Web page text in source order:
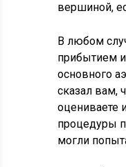
вершиной,
В любом
прибытием
основного
сказал вам,
оцениваете
процедуры
могли